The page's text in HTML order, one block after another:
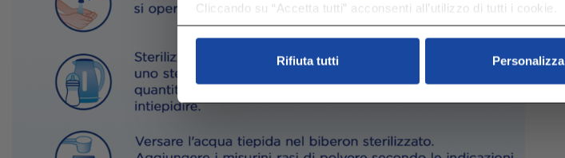
Cliccando su “Accetta tutti” acconsenti all’utilizzo di tutti i cookie.
Rifiuta tutti Personalizza